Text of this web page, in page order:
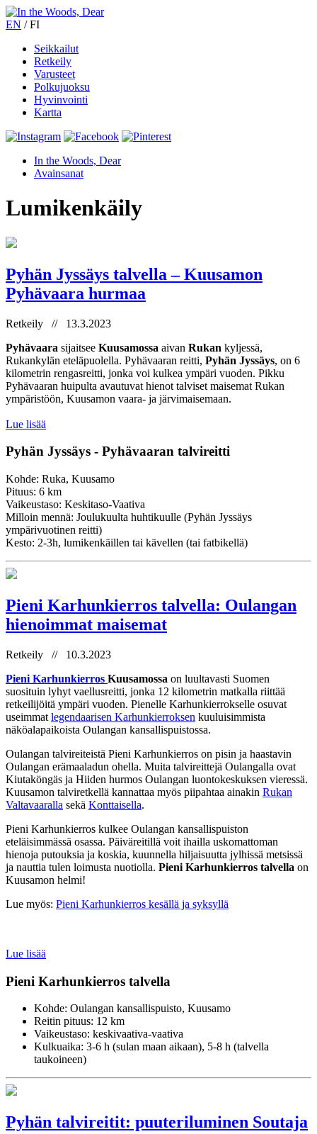
EN /FI
Seikkailut
Retkeily
Varusteet
Polkujuoksu
Hyvinvointi
Kartta
In the Woods, Dear
Avainsanat
Lumikenkäily
Pyhän Jyssäys talvella – Kuusamon
Pyhävaara hurmaa
Retkeily // 13.3.2023
Pyhävaara sijaitsee Kuusamossa aivan Rukan kyljessä,
Rukankylän eteläpuolella. Pyhävaaran reitti, Pyhän Jyssäys, on 6
kilometrin rengasreitti, jonka voi kulkea ympäri vuoden. Pikku
Pyhävaaran huipulta avautuvat hienot talviset maisemat Rukan
ympäristöön, Kuusamon vaara- ja järvimaisemaan.
Lue lisää
Pyhän Jyssäys - Pyhävaaran talvireitti
Kohde: Ruka, Kuusamo
Pituus: 6 km
Vaikeustaso: Keskitaso-Vaativa
Milloin mennä: Joulukuulta huhtikuulle (Pyhän Jyssäys
ympärivuotinen reitti)
Kesto: 2-3h, lumikenkäillen tai kävellen (tai fatbikellä)
Pieni Karhunkierros talvella: Oulangan
hienoimmat maisemat
Retkeily // 10.3.2023
Pieni Karhunkierros Kuusamossa on luultavasti Suomen
suosituin lyhyt vaellusreitti, jonka 12 kilometrin matkalla riittää
retkeilijöitä ympäri vuoden. Pienelle Karhunkierrokselle osuvat
useimmat legendaarisen Karhunkierroksen kuuluisimmista
näköalapaikoista Oulangan kansallispuistossa.
Oulangan talvireiteistä Pieni Karhunkierros on pisin ja haastavin
Oulangan erämaaladun ohella. Muita talvireittejä Oulangalla ovat
Kiutaköngäs ja Hiiden hurmos Oulangan luontokeskuksen vieressä.
Kuusamon talviretkellä kannattaa myös piipahtaa ainakin Rukan
Valtavaaralla sekä Konttaisella.
Pieni Karhunkierros kulkee Oulangan kansallispuiston
eteläisimmässä osassa. Päiväreitillä voit ihailla uskomattoman
hienoja putouksia ja koskia, kuunnella hiljaisuutta jylhissä metsissä
ja nauttia tulen loimusta nuotiolla. Pieni Karhunkierros talvella on
Kuusamon helmi!
Lue myös: Pieni Karhunkierros kesällä ja syksyllä
Lue lisää
Pieni Karhunkierros talvella
Kohde: Oulangan kansallispuisto, Kuusamo
Reitin pituus: 12 km
Vaikeustaso: keskivaativa-vaativa
Kulkuaika: 3-6 h (sulan maan aikaan), 5-8 h (talvella
taukoineen)
Pyhän talvireitit: puuteriluminen Soutaja